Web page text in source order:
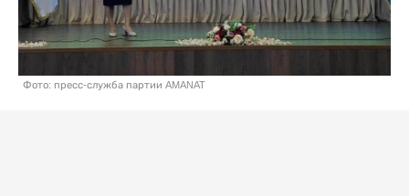
Фото: пресс-служба партии AMANAT